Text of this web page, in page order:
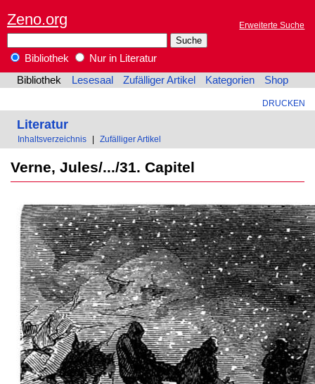
Zeno.org Erweiterte Suche
Bibliothek
Nur in Literatur
Bibliothek
Lesesaal Zufälliger Artikel Kategorien Shop
DRUCKEN
Literatur
Inhaltsverzeichnis Zufälliger Artikel
Verne, Jules/.../31. Capitel